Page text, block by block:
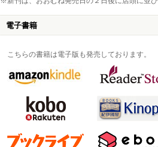
電子書籍
こちらの書籍は電子版も発売しております。